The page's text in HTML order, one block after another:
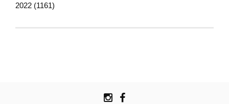
2022 (1161)